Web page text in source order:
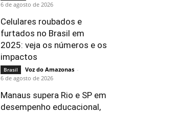
6 de agosto de 2026
Celulares roubados e
furtados no Brasil em
2025: veja os números e os
impactos
Brasil Voz do Amazonas -
6 de agosto de 2026
Manaus supera Rio e SP em
desempenho educacional,